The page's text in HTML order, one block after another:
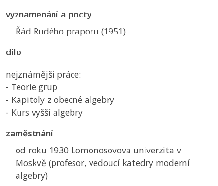
vyznamenání a pocty
Řád Rudého praporu (1951)
dílo
nejznámější práce:
- Teorie grup
- Kapitoly z obecné algebry
- Kurs vyšší algebry
zaměstnání
od roku 1930 Lomonosovova univerzita v
Moskvě (profesor, vedoucí katedry moderní
algebry)